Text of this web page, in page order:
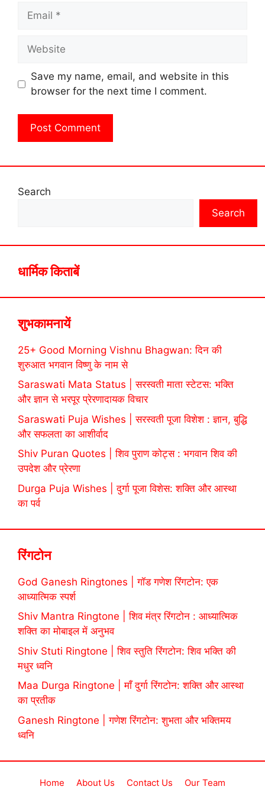
Email
Website
Save my name, email, and website in this
browser for the next time I comment.
Search
Search
धार्मिक किताबें
शुभकामनायें
25+ Good Morning Vishnu Bhagwan: दिन की
शुरुआत भगवान विष्णु के नाम से
Saraswati Mata Status | सरस्वती माता स्टेटस: भक्ति
और ज्ञान से भरपूर प्रेरणादायक विचार
Saraswati Puja Wishes | सरस्वती पूजा विशेश : ज्ञान, बुद्धि
और सफलता का आशीर्वाद
Shiv Puran Quotes | शिव पुराण कोट्स : भगवान शिव की
उपदेश और प्रेरणा
Durga Puja Wishes | दुर्गा पूजा विशेस: शक्ति और आस्था
का पर्व
रिंगटोन
God Ganesh Ringtones | गॉड गणेश रिंगटोन: एक
आध्यात्मिक स्पर्श
Shiv Mantra Ringtone | शिव मंत्र रिंगटोन : आध्यात्मिक
शक्ति का मोबाइल में अनुभव
Shiv Stuti Ringtone | शिव स्तुति रिंगटोन: शिव भक्ति की
मधुर ध्वनि
Maa Durga Ringtone | माँ दुर्गा रिंगटोन: शक्ति और आस्था
का प्रतीक
Ganesh Ringtone | गणेश रिंगटोन: शुभता और भक्तिमय
ध्वनि
Home About Us Contact Us Our Team